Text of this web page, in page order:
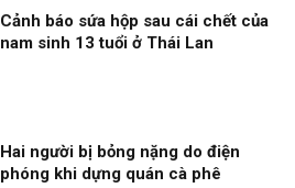
Cảnh báo sứa hộp sau cái chết của
nam sinh 13 tuổi ở Thái Lan
Hai người bị bỏng nặng do điện
phóng khi dựng quán cà phê